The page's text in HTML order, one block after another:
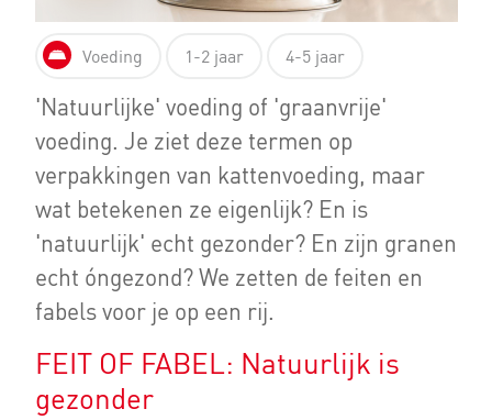
Voeding 1-2 jaar 4-5 jaar
'Natuurlijke' voeding of 'graanvrije'
voeding. Je ziet deze termen op
verpakkingen van kattenvoeding, maar
wat betekenen ze eigenlijk? En is
'natuurlijk' echt gezonder? En zijn granen
echt óngezond? We zetten de feiten en
fabels voor je op een rij.
FEIT OF FABEL: Natuurlijk is
gezonder